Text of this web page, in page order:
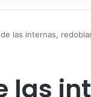
las internas,
las